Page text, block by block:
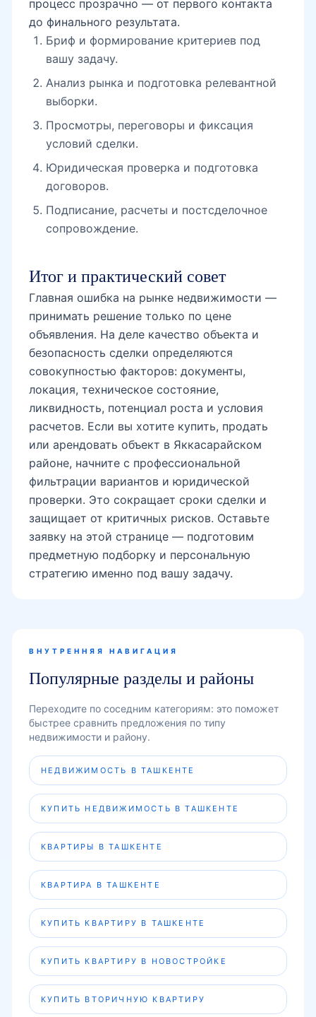
процесс прозрачно — от первого контакта
до финального результата.
Бриф и формирование критериев под
вашу задачу.
Анализ рынка и подготовка релевантной
выборки.
Просмотры, переговоры и фиксация
условий сделки.
Юридическая проверка и подготовка
договоров.
Подписание, расчеты и постсделочное
сопровождение.
Итог и практический совет
Главная ошибка на рынке недвижимости —
принимать решение только по цене
объявления. На деле качество объекта и
безопасность сделки определяются
совокупностью факторов: документы,
локация, техническое состояние,
ликвидность, потенциал роста и условия
расчетов. Если вы хотите купить, продать
или арендовать объект в Яккасарайском
районе, начните с профессиональной
фильтрации вариантов и юридической
проверки. Это сокращает сроки сделки и
защищает от критичных рисков. Оставьте
заявку на этой странице — подготовим
предметную подборку и персональную
стратегию именно под вашу задачу.
ВНУТРЕННЯЯ НАВИГАЦИЯ
Популярные разделы и районы
Переходите по соседним категориям: это поможет
быстрее сравнить предложения по типу
недвижимости и району.
НЕДВИЖИМОСТЬ В ТАШКЕНТЕ
КУПИТЬ НЕДВИЖИМОСТЬ В ТАШКЕНТЕ
КВАРТИРЫ В ТАШКЕНТЕ
КВАРТИРА В ТАШКЕНТЕ
КУПИТЬ КВАРТИРУ В ТАШКЕНТЕ
КУПИТЬ КВАРТИРУ В НОВОСТРОЙКЕ
КУПИТЬ ВТОРИЧНУЮ КВАРТИРУ